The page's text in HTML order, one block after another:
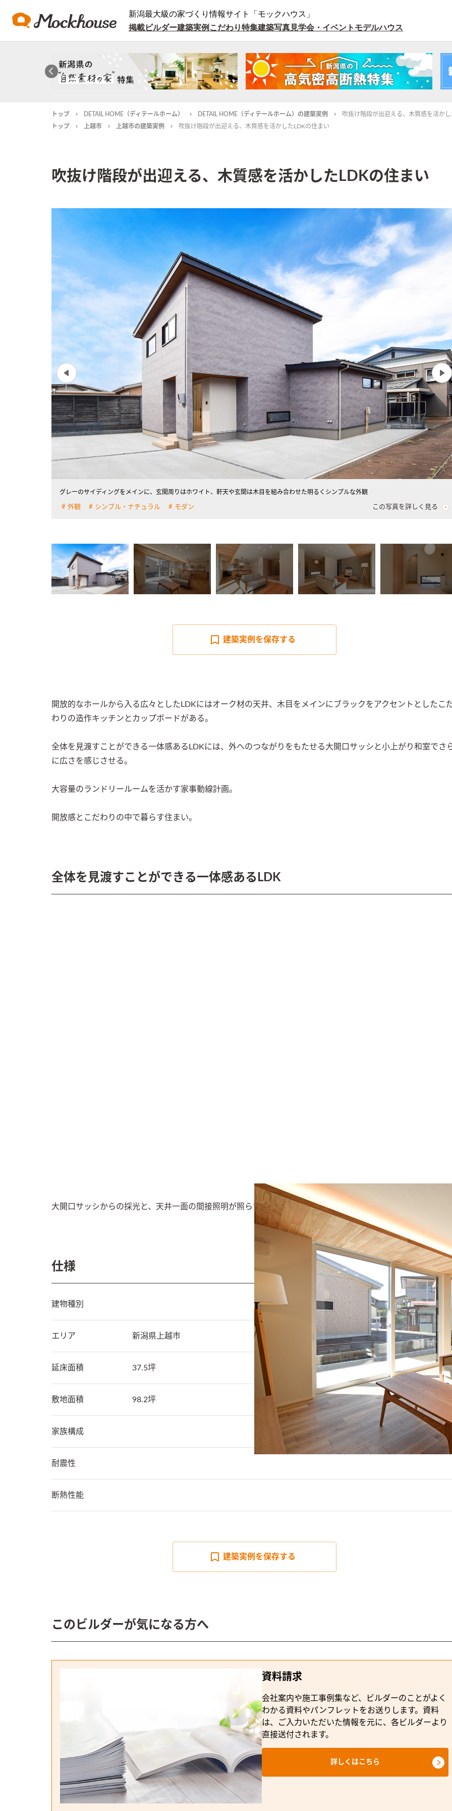
新潟最大級の家づくり情報サイト「モックハウス」
掲載ビルダー建築実例 こだわり特集建築写真見学会・イベント モデルハウス
トップ DETAIL HOME（ディテールホーム） DETAIL HOME（ディテールホーム）の建築実例
吹抜け階段が出迎える、木質感を活か
トップ
上越市 上越市の建築実例 吹抜け階段が出迎える、木質感を活かしたLDKの住まい
吹抜け階段が出迎える、木質感を活かしたLDKの住まい
グレーのサイディングをメインに、玄関周りはホワイト、軒天や玄関は木目を組み合わせた明るくシンプルな外観
外観 シンプル・ナチュラル モダン この写真を詳しく見る
建築実例を保存する
開放的なホールから入る広々としたLDKにはオーク材の天井、木目をメインにブラックをアクセントとしたこ
わりの造作キッチンとカップボードがある。
全体を見渡すことができる一体感あるLDKには、外へのつながりをもたせる大開口サッシと小上がり和室でさ
に広さを感じさせる。
大容量のランドリールームを活かす家事動線計画。
開放感とこだわりの中で暮らす住まい。
全体を見渡すことができる一体感あるLDK
大開口サッシからの採光と、天井一面の間接照明が照らす、明るく開放的なLDK
仕様
建物種別
エリア 新潟県 上越市
延床面積 37.5坪
敷地面積 98.2坪
家族構成
耐震性
断熱性能
建築実例を保存する
このビルダーが気になる方へ
資料請求
会社案内や施工事例集など、ビルダーのことがよく
わかる資料やパンフレットをお送りします。資料
は、ご入力いただいた情報を元に、各ビルダーより
直接送付されます。
詳しくはこちら